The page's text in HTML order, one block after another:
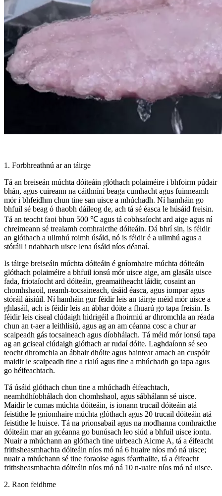
1. Forbhreathnú ar an táirge
Tá an breiseán múchta dóiteáin glóthach polaiméire i bhfoirm púdair
bhán, agus cuireann na cáithníní beaga cumhacht agus fuinneamh
mór i bhfeidhm chun tine san uisce a mhúchadh. Ní hamháin go
bhfuil sé beag ó thaobh dáileog de, ach tá sé éasca le húsáid freisin.
Tá an teocht faoi bhun 500 ℃ agus tá cobhsaíocht ard aige agus ní
chreimeann sé trealamh comhraicthe dóiteáin. Dá bhrí sin, is féidir
an glóthach a ullmhú roimh úsáid, nó is féidir é a ullmhú agus a
stóráil i ndabhach uisce lena úsáid níos déanaí.
Is táirge breiseáin múchta dóiteáin é gníomhaire múchta dóiteáin
glóthach polaiméire a bhfuil ionsú mór uisce aige, am glasála uisce
fada, friotaíocht ard dóiteáin, greamaitheacht láidir, cosaint an
chomhshaoil, neamh-tocsaineach, úsáid éasca, agus iompar agus
stóráil áisiúil. Ní hamháin gur féidir leis an táirge méid mór uisce a
ghlasáil, ach is féidir leis an ábhar dóite a fhuarú go tapa freisin. Is
féidir leis ciseal clúdaigh hidrigéil a fhoirmiú ar dhromchla an réada
chun an t-aer a leithlisiú, agus ag an am céanna cosc ​​a chur ar
scaipeadh gás tocsaineach agus díobhálach. Tá méid mór ionsú tapa
ag an gciseal clúdaigh glóthach ar rudaí dóite. Laghdaíonn sé seo
teocht dhromchla an ábhair dhóite agus baintear amach an cuspóir
maidir le scaipeadh tine a rialú agus tine a mhúchadh go tapa agus
go héifeachtach.
Tá úsáid glóthach chun tine a mhúchadh éifeachtach,
neamhdhíobhálach don chomhshaol, agus sábhálann sé uisce.
Maidir le cumas múchta dóiteáin, is ionann trucail dóiteáin atá
feistithe le gníomhaire múchta glóthach agus 20 trucail dóiteáin atá
feistithe le huisce. Tá na prionsabail agus na modhanna comhraicthe
dóiteáin mar an gcéanna go bunúsach leo siúd a bhfuil uisce iontu.
Nuair a mhúchann an glóthach tine uirbeach Aicme A, tá a éifeacht
frithsheasmhachta dóiteáin níos mó ná 6 huaire níos mó ná uisce;
nuair a mhúchann sé tine foraoise agus féarthailte, tá a éifeacht
frithsheasmhachta dóiteáin níos mó ná 10 n-uaire níos mó ná uisce.
2. Raon feidhme